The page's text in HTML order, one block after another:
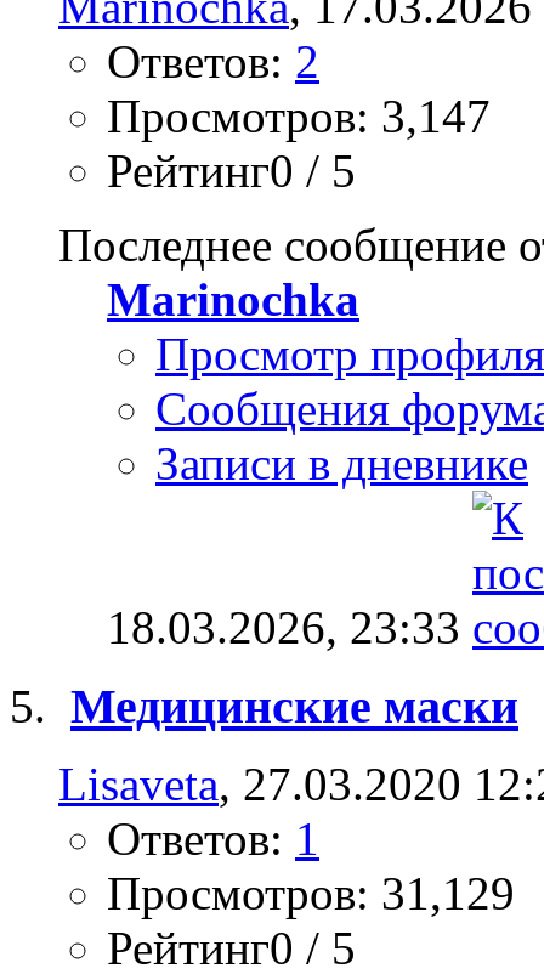
Ответов: 2
Просмотров: 3,147
Рейтинг0 / 5
Последнее сообщение
Marinochka
Просмотр профиля
Сообщения
Записи в дневнике
18.03.2026, 23:33
Медицинские маски
Lisaveta, 27.03.2020
Ответов: 1
Просмотров: 31,129
Рейтинг0 / 5